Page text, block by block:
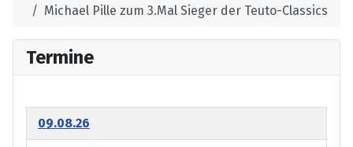
Michael Pille zum 3.Mal Sieger der Teuto-Classics
Termine
09.08.26